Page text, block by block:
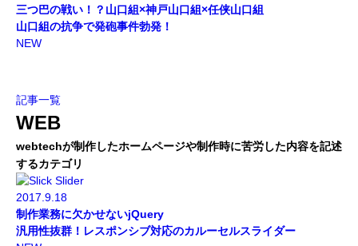
三つ巴の戦い！？山口組×神戸山口組×任侠山口組
山口組の抗争で発砲事件勃発！
NEW
記事一覧
WEB
webtechが制作したホームページや制作時に苦労した内容を記述
するカテゴリ
2017.9.18
制作業務に欠かせないjQuery
汎用性抜群！レスポンシブ対応のカルーセルスライダー